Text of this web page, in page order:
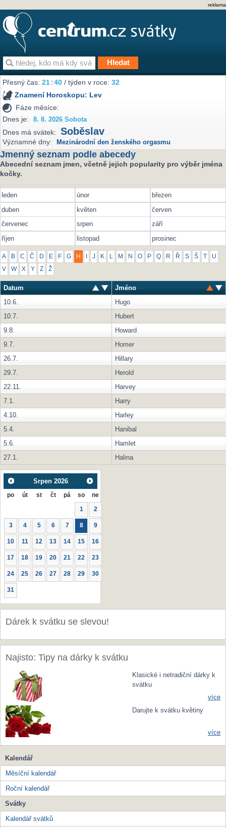
reklama
Přesný čas:21 40 / týden v roce:32
Znamení Horoskopu: Lev
Fáze měsíce:
Dnes je:
8. 8. 2026 Sobota
Dnes má svátek: Soběslav
Významné dny: Mezinárodní den ženského orgasmu
Jmenný seznam podle abecedy
Abecední seznam jmen, včetně jejich popularity pro výběr jména
kočky.
leden únor
březen
duben
květen
červen
červenec
srpen
září
říjen
listopad prosinec
A B C Č D E F G H J K L M N O P Q R Ř S Š U
V W X Y Z Ž
Datum
Jméno
10.6.
Hugo
10.7.
Hubert
9.8.
Howard
9.7.
Homer
26.7.
Hillary
29.7.
Herold
22.11.
Harvey
7.1.
Harry
4.10.
Harley
5.4.
Hanibal
5.6.
Hamlet
27.1.
Halina
Srpen 2026
po út st čt pá so ne
1 2
3 4 5 6 7 8 9
10 11 12 13 14 15 16
17 18 19 20 21 22 23
24 25 26 27 28 29 30
31
Dárek k svátku se slevou!
Najisto: Tipy na dárky k svátku
Klasické i netradiční dárky k
svátku
více
Darujte k svátku květiny
více
Kalendář
Měsíční kalendář
Roční kalendář
Svátky
Kalendář svátků